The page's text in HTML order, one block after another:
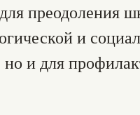
преодоления
и
но и для